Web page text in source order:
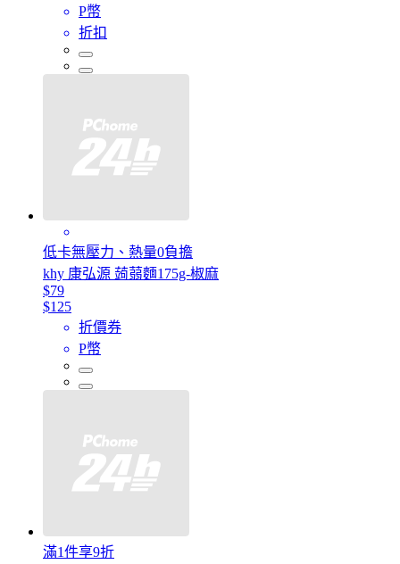
P幣
折扣
低卡無壓力、熱量0負擔
khy 康弘源 蒟蒻麵175g-椒麻
$79
$125
折價券
P幣
滿1件享9折